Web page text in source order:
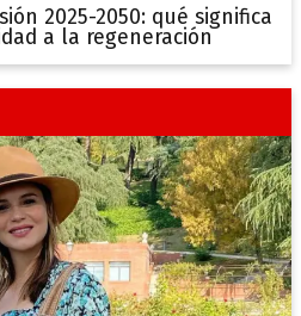
2025-2050: qué significa
a la regeneración